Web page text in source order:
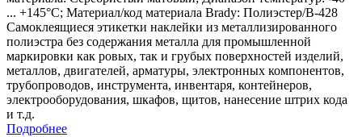
... +145°С; Материал/код материала Brady: Полиэстер/В-428
Самоклеящиеся этикетки наклейки из металлизированного
полиэстра без содержания металла для промышленной
маркировки как ровых, так и грубых поверхностей изделий,
металлов, двигателей, арматуры, электронных компонентов,
трубопроводов, инструмента, инвентаря, контейнеров,
электрооборудования, шкафов, щитов, нанесение штрих кода
и т.д.
Подробнее